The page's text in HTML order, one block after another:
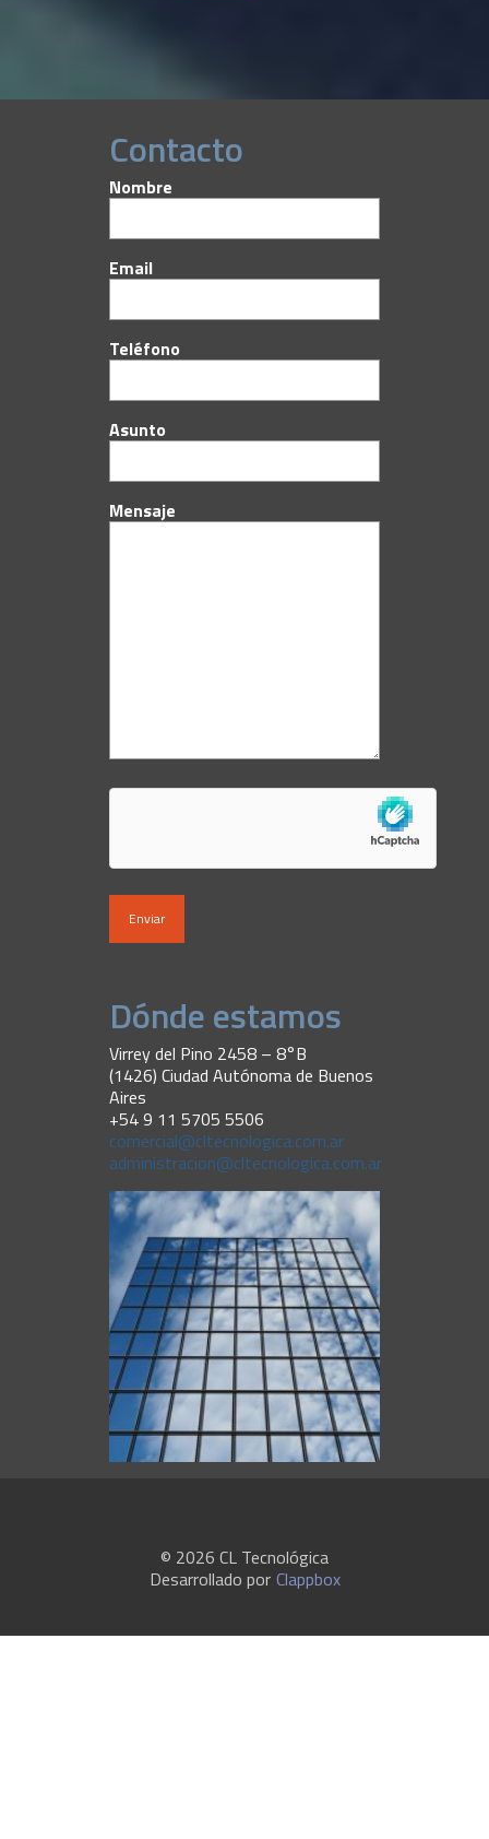
Contacto
Nombre
Email
Teléfono
Asunto
Mensaje
Dónde estamos
Virrey del Pino 2458 – 8°B
(1426) Ciudad Autónoma de Buenos
Aires
+54 9 11 5705 5506
comercial@cltecnologica.com.ar
administracion@cltecnologica.com.ar
© 2026 CL Tecnológica
Desarrollado por Clappbox